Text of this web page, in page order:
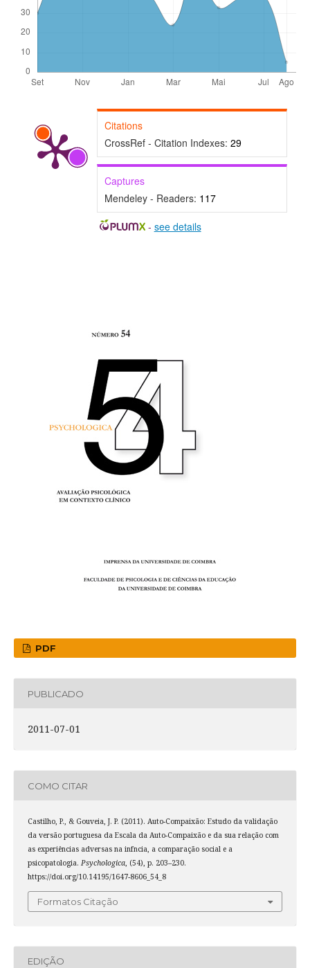
Citations
CrossRef - Citation Indexes: 29
Captures
Mendeley - Readers: 117
- see details
PDF
PUBLICADO
2011-07-01
COMO CITAR
Castilho, P., & Gouveia, J. P. (2011). Auto-Compaixão: Estudo da validação
da versão portuguesa da Escala da Auto-Compaixão e da sua relação com
as experiências adversas na infncia, a comparação social e a
psicopatologia. Psychologica, (54), p. 203–230.
https://doi.org/10.14195/1647-8606_54_8
Formatos Citação
EDIÇÃO